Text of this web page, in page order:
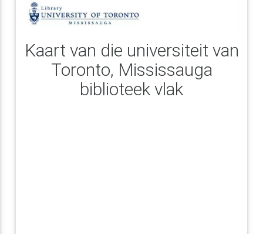
Kaart van die universiteit van
Toronto, Mississauga
biblioteek vlak